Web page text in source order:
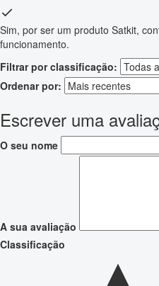
Sim, por ser um produto Satkit,
funcionamento.
Filtrar por classificação:
Ordenar por:
Escrever uma
O seu nome
A sua avaliação
Classificação